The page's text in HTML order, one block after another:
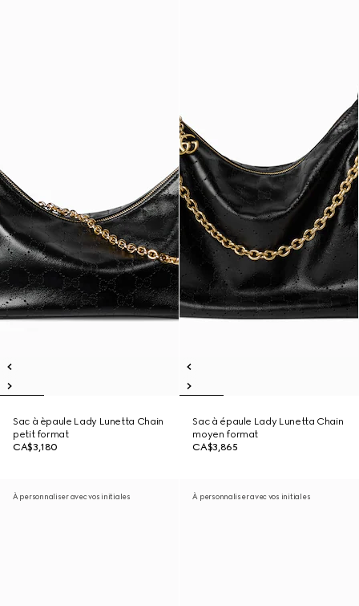
Sac à èpaule Lady Lunetta Chain
petit format
CA$3,180
Sac à épaule Lady Lunetta Chain
moyen format
CA$3,865
À personnaliser avec vos initiales À personnaliser avec vos initiales